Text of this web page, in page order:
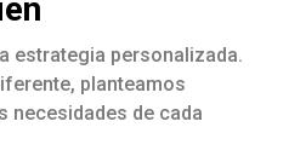
estrategia personalizada.
planteamos
necesidades de cada